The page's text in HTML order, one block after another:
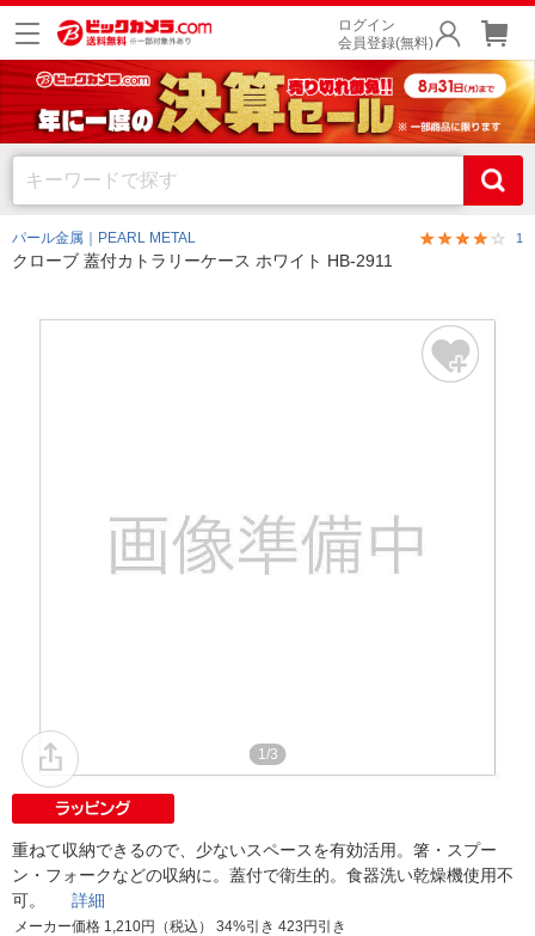
ログイン
会員登録(無料)
パール金属｜PEARL METAL 1
クローブ 蓋付カトラリーケース ホワイト HB-2911
1/3
重ねて収納できるので、少ないスペースを有効活用。箸・スプー
ン・フォークなどの収納に。蓋付で衛生的。食器洗い乾燥機使用不
可。 詳細
メーカー価格 1,210円（税込） 34%引き 423円引き